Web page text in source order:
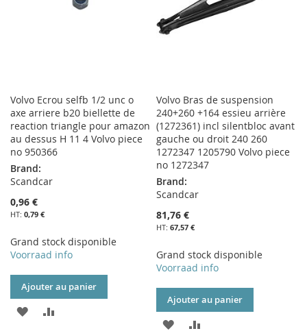
Volvo Ecrou selfb 1/2 unc o
axe arriere b20 biellette de
reaction triangle pour amazon
au dessus H 11 4 Volvo piece
no 950366
Brand:
Scandcar
0,96 €
0,79 €
Grand stock disponible
Voorraad info
Ajouter au panier
AJOUTER
Volvo Bras de suspension
240+260 +164 essieu arrière
(1272361) incl silentbloc avant
gauche ou droit 240 260
1272347 1205790 Volvo piece
no 1272347
Brand:
Scandcar
81,76 €
67,57 €
Grand stock disponible
Voorraad info
Ajouter au panier
AJOUTER